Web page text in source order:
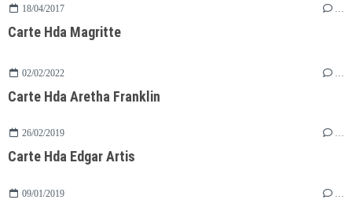
18/04/2017
Carte Hda Magritte
02/02/2022 …
Carte Hda Aretha Franklin
26/02/2019 …
Carte Hda Edgar Artis
09/01/2019